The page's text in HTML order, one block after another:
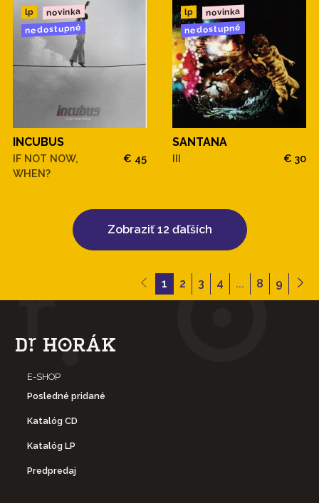
lp novinka
nedostupné
INCUBUS
IF NOT NOW,
WHEN?
€ 45
lp novinka
nedostupné
SANTANA
III € 30
Zobraziť 12 ďaľších
1 2 3 4 ... 8 9
E-SHOP
Posledné pridané
Katalóg CD
Katalóg LP
Predpredaj